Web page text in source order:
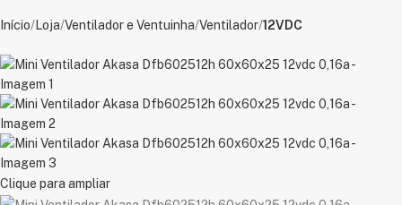
Início Loja Ventilador e Ventuinha Ventilador 12VDC
Clique para ampliar